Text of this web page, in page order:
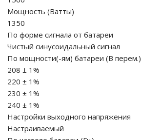
Питания
корпуса)
Vakio
Мощность (Ватты)
1350
По форме сигнала от батареи
Чистый синусоидальный сигнал
По мощности(-ям) батареи (В перем.)
208 ± 1%
220 ± 1%
230 ± 1%
240 ± 1%
Настройки выходного напряжения
Настраиваемый